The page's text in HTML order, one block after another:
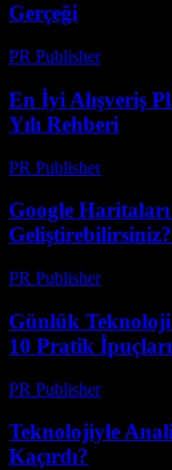
Gerçeği
PR Publisher-
En İyi Alışveriş
Yılı Rehberi
PR Publisher-
Google Haritaları
Geliştirebilirsiniz?
PR Publisher-
Günlük Teknoloji
10 Pratik İpuçları
PR Publisher-
Teknolojiyle
Kaçırdı?